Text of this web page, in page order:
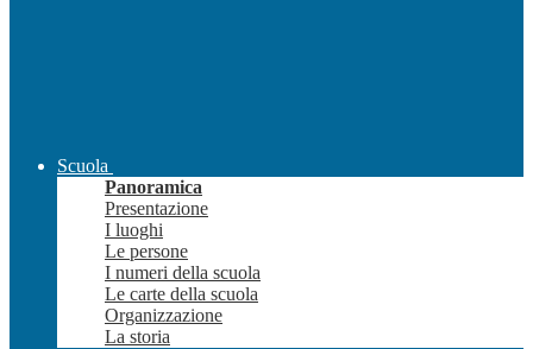
Scuola
Panoramica
Presentazione
I luoghi
Le persone
I numeri della scuola
Le carte della scuola
Organizzazione
La storia